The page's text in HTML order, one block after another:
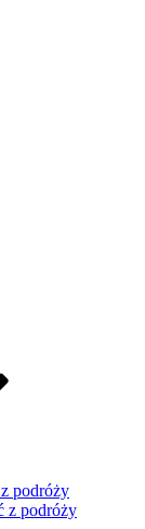
podróży
z podróży